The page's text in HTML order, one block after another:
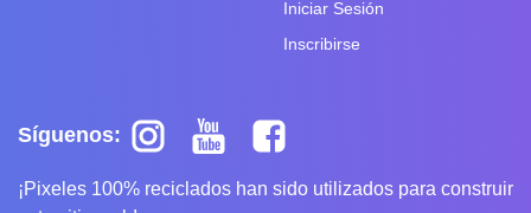
Iniciar Sesión
Inscribirse
Síguenos:
¡Pixeles 100% reciclados han sido utilizados para construir